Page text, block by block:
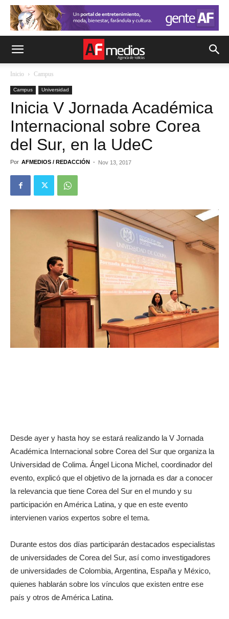
Inicio Campus
Campus Universidad
Inicia V Jornada Académica
Internacional sobre Corea
del Sur, en la UdeC
Por AFMEDIOS / REDACCIÓN - Nov 13, 2017
Desde ayer y hasta hoy se estará realizando la V Jornada
Académica Internacional sobre Corea del Sur que organiza la
Universidad de Colima. Ángel Licona Michel, coordinador del
evento, explicó que el objetivo de la jornada es dar a conocer
la relevancia que tiene Corea del Sur en el mundo y su
participación en América Latina, y que en este evento
intervienen varios expertos sobre el tema.
Durante estos dos días participarán destacados especialistas
de universidades de Corea del Sur, así como investigadores
de universidades de Colombia, Argentina, España y México,
quienes hablarán sobre los vínculos que existen entre ese
país y otros de América Latina.